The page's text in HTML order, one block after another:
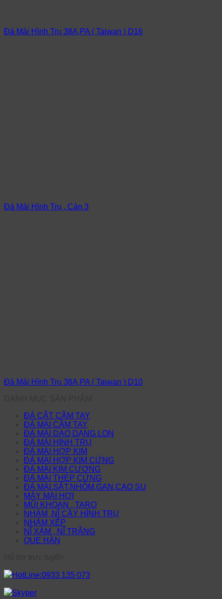
Đá Mài Hình Trụ 38A,PA ( Taiwan ) D16
Đá Mài Hình Trụ , Cán 3
Đá Mài Hình Trụ 38A,PA ( Taiwan ) D10
ĐÁ CẮT CẦM TAY
ĐÁ MÀI CẦM TAY
ĐÁ MÀI DAO DẠNG LON
ĐÁ MÀI HÌNH TRỤ
ĐÁ MÀI HỢP KIM
ĐÁ MÀI HỢP KIM CỨNG
ĐÁ MÀI KIM CƯƠNG
ĐÁ MÀI THÉP CỨNG
ĐÁ MÀI,SẮT,NHÔM,GAN,CAO SU
MÁY MÀI HƠI
MŨI KHOAN , TARO
NHÁM ,NĨ CÂY HÌNH TRỤ
NHÁM XẾP
NĨ XÁM , NĨ TRẮNG
QUE HÀN
HotLine:0933 135 073
Skyper